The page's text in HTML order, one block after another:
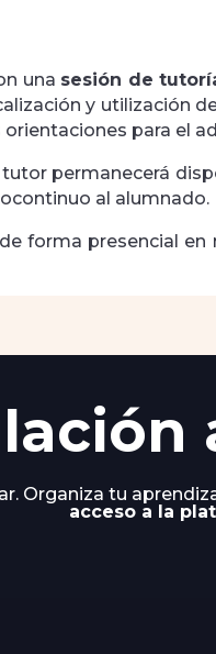
una sesión de
y utilización
para el
permanecerá
al alumnado.
forma presencial
Organiza tu
acceso a la